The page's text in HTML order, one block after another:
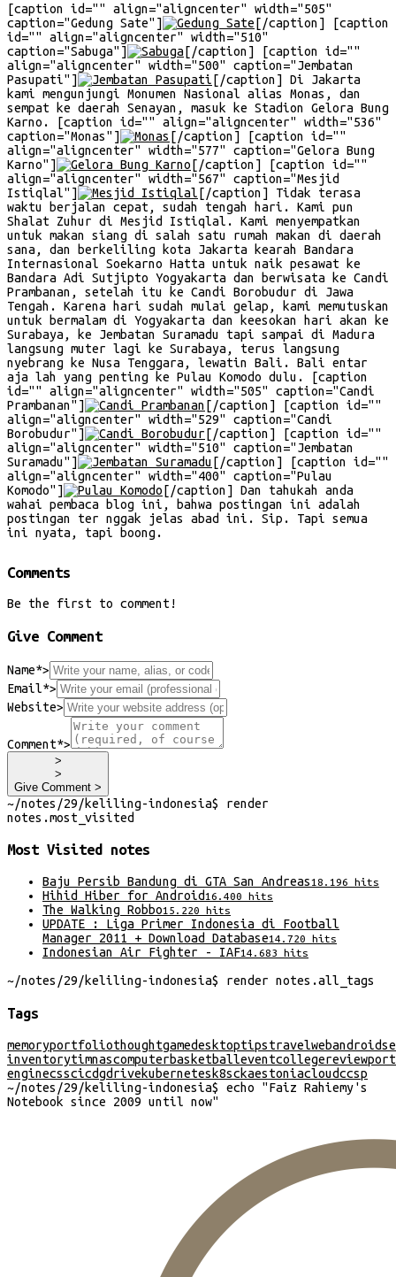
[caption id="" align="aligncenter" width="505"
caption="Gedung Sate"]
[/caption] [caption
id="" align="aligncenter" width="510"
caption="Sabuga"]
[/caption] [caption id=""
align="aligncenter" width="500" caption="Jembatan
Pasupati"]
[/caption] Di Jakarta
kami mengunjungi Monumen Nasional alias Monas, dan
sempat ke daerah Senayan, masuk ke Stadion Gelora Bung
Karno. [caption id="" align="aligncenter" width="536"
caption="Monas"]
[/caption] [caption id=""
align="aligncenter" width="577" caption="Gelora Bung
Karno"]
[/caption] [caption id=""
align="aligncenter" width="567" caption="Mesjid
Istiqlal"]
[/caption] Tidak terasa
waktu berjalan cepat, sudah tengah hari. Kami pun
Shalat Zuhur di Mesjid Istiqlal. Kami menyempatkan
untuk makan siang di salah satu rumah makan di daerah
sana, dan berkeliling kota Jakarta kearah Bandara
Internasional Soekarno Hatta untuk naik pesawat ke
Bandara Adi Sutjipto Yogyakarta dan berwisata ke Candi
Prambanan, setelah itu ke Candi Borobudur di Jawa
Tengah. Karena hari sudah mulai gelap, kami memutuskan
untuk bermalam di Yogyakarta dan keesokan hari akan ke
Surabaya, ke Jembatan Suramadu tapi sampai di Madura
langsung muter lagi ke Surabaya, terus langsung
nyebrang ke Nusa Tenggara, lewatin Bali. Bali entar
aja lah yang penting ke Pulau Komodo dulu. [caption
id="" align="aligncenter" width="505" caption="Candi
Prambanan"]
[/caption] [caption id=""
align="aligncenter" width="529" caption="Candi
Borobudur"]
[/caption] [caption id=""
align="aligncenter" width="510" caption="Jembatan
Suramadu"]
[/caption] [caption id=""
align="aligncenter" width="400" caption="Pulau
Komodo"]
[/caption] Dan tahukah anda
wahai pembaca blog ini, bahwa postingan ini adalah
postingan ter nggak jelas abad ini. Sip. Tapi semua
ini nyata, tapi boong.
Comments
Be the first to comment!
Give Comment
Name*>
Email*>
Website>
Comment*>
>
>
Give Comment >
~/notes/29/keliling-indonesia$
render
notes .most_visited
Most Visited notes
Baju Persib Bandung di GTA San Andreas18.196 hits
Hihid Hiber for Android16.400 hits
The Walking Robbo15.220 hits
UPDATE : Liga Primer Indonesia di Football
Manager 2011 + Download Database14.720 hits
Indonesian Air Fighter - IAF14.683 hits
~/notes/29/keliling-indonesia$ render notes .all_tags
Tags
memoryportfoliothoughtgamedesktoptipstravelwebandroid
inventorytimnascomputerbasketballeventcollegereview
enginecsscicdgdrivekubernetesk8sckaestoniacloudccsp
~/notes/29/keliling-indonesia$ echo "Faiz Rahiemy's
Notebook since 2009 until now"